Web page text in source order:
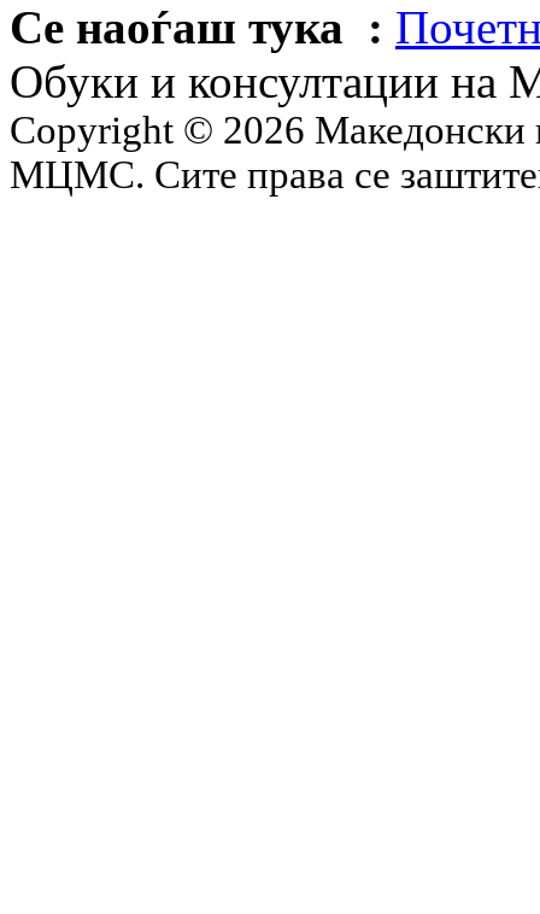
Се наоѓаш тука :
Обуки и консултации
Copyright © 2026 Македонски
МЦМС. Сите права се